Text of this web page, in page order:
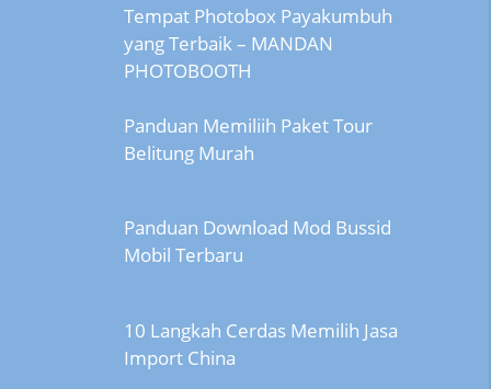
Tempat Photobox Payakumbuh
yang Terbaik – MANDAN
PHOTOBOOTH
Panduan Memiliih Paket Tour
Belitung Murah
Panduan Download Mod Bussid
Mobil Terbaru
10 Langkah Cerdas Memilih Jasa
Import China